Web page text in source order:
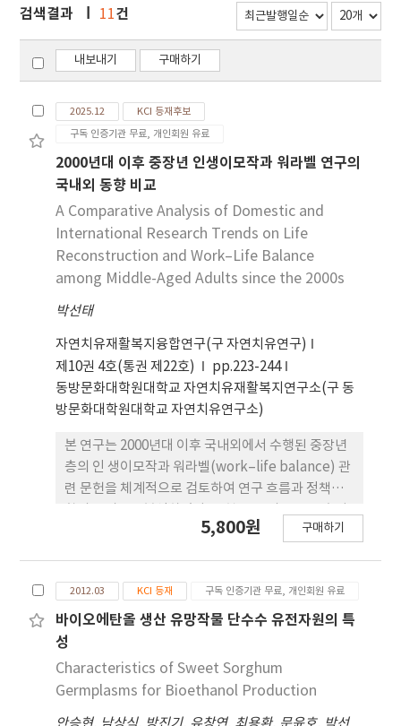
검색결과 11건
내보내기 구매하기
2025.12
KCI 등재후보
구독 인증기관 무료, 개인회원 유료
2000년대 이후 중장년 인생이모작과 워라벨 연구의
국내외 동향 비교
A Comparative Analysis of Domestic and
International Research Trends on Life
Reconstruction and Work–Life Balance
among Middle-Aged Adults since the 2000s
박선태
자연치유재활복지융합연구(구 자연치유연구)
제10권 4호(통권 제22호)
pp.223-244
동방문화대학원대학교 자연치유재활복지연구소(구 동
방문화대학원대학교 자연치유연구소)
본 연구는 2000년대 이후 국내외에서 수행된 중장년
층의 인 생이모작과 워라벨(work–life balance) 관
련 문헌을 체계적으로 검토하여 연구 흐름과 정책적
에는 재취업과 경제활동 중심이었으나, 점차 심 리적
2000년부터 2025년 까지 발표된 학술논문, 정책보고
서, 정부백서 등 총 178편의 문 헌을 대상으로 내용분
석과 비교연구 절차를 적용하였다. 분석 결과, 국내 연
구는 2015년 이후 심리적 적응과 사회적 참여를 강 조
하는 방향으로 변화하였으나, 여전히 경제 중심 접근
의 한계를 보였다. 반면 국외 연구는 인생이모작을 생
5,800원 구매하기
2012.03 KCI 등재 구독 인증기관 무료, 개인회원 유료
바이오에탄올 생산 유망작물 단수수 유전자원의 특
성
Characteristics of Sweet Sorghum
Germplasms for Bioethanol Production